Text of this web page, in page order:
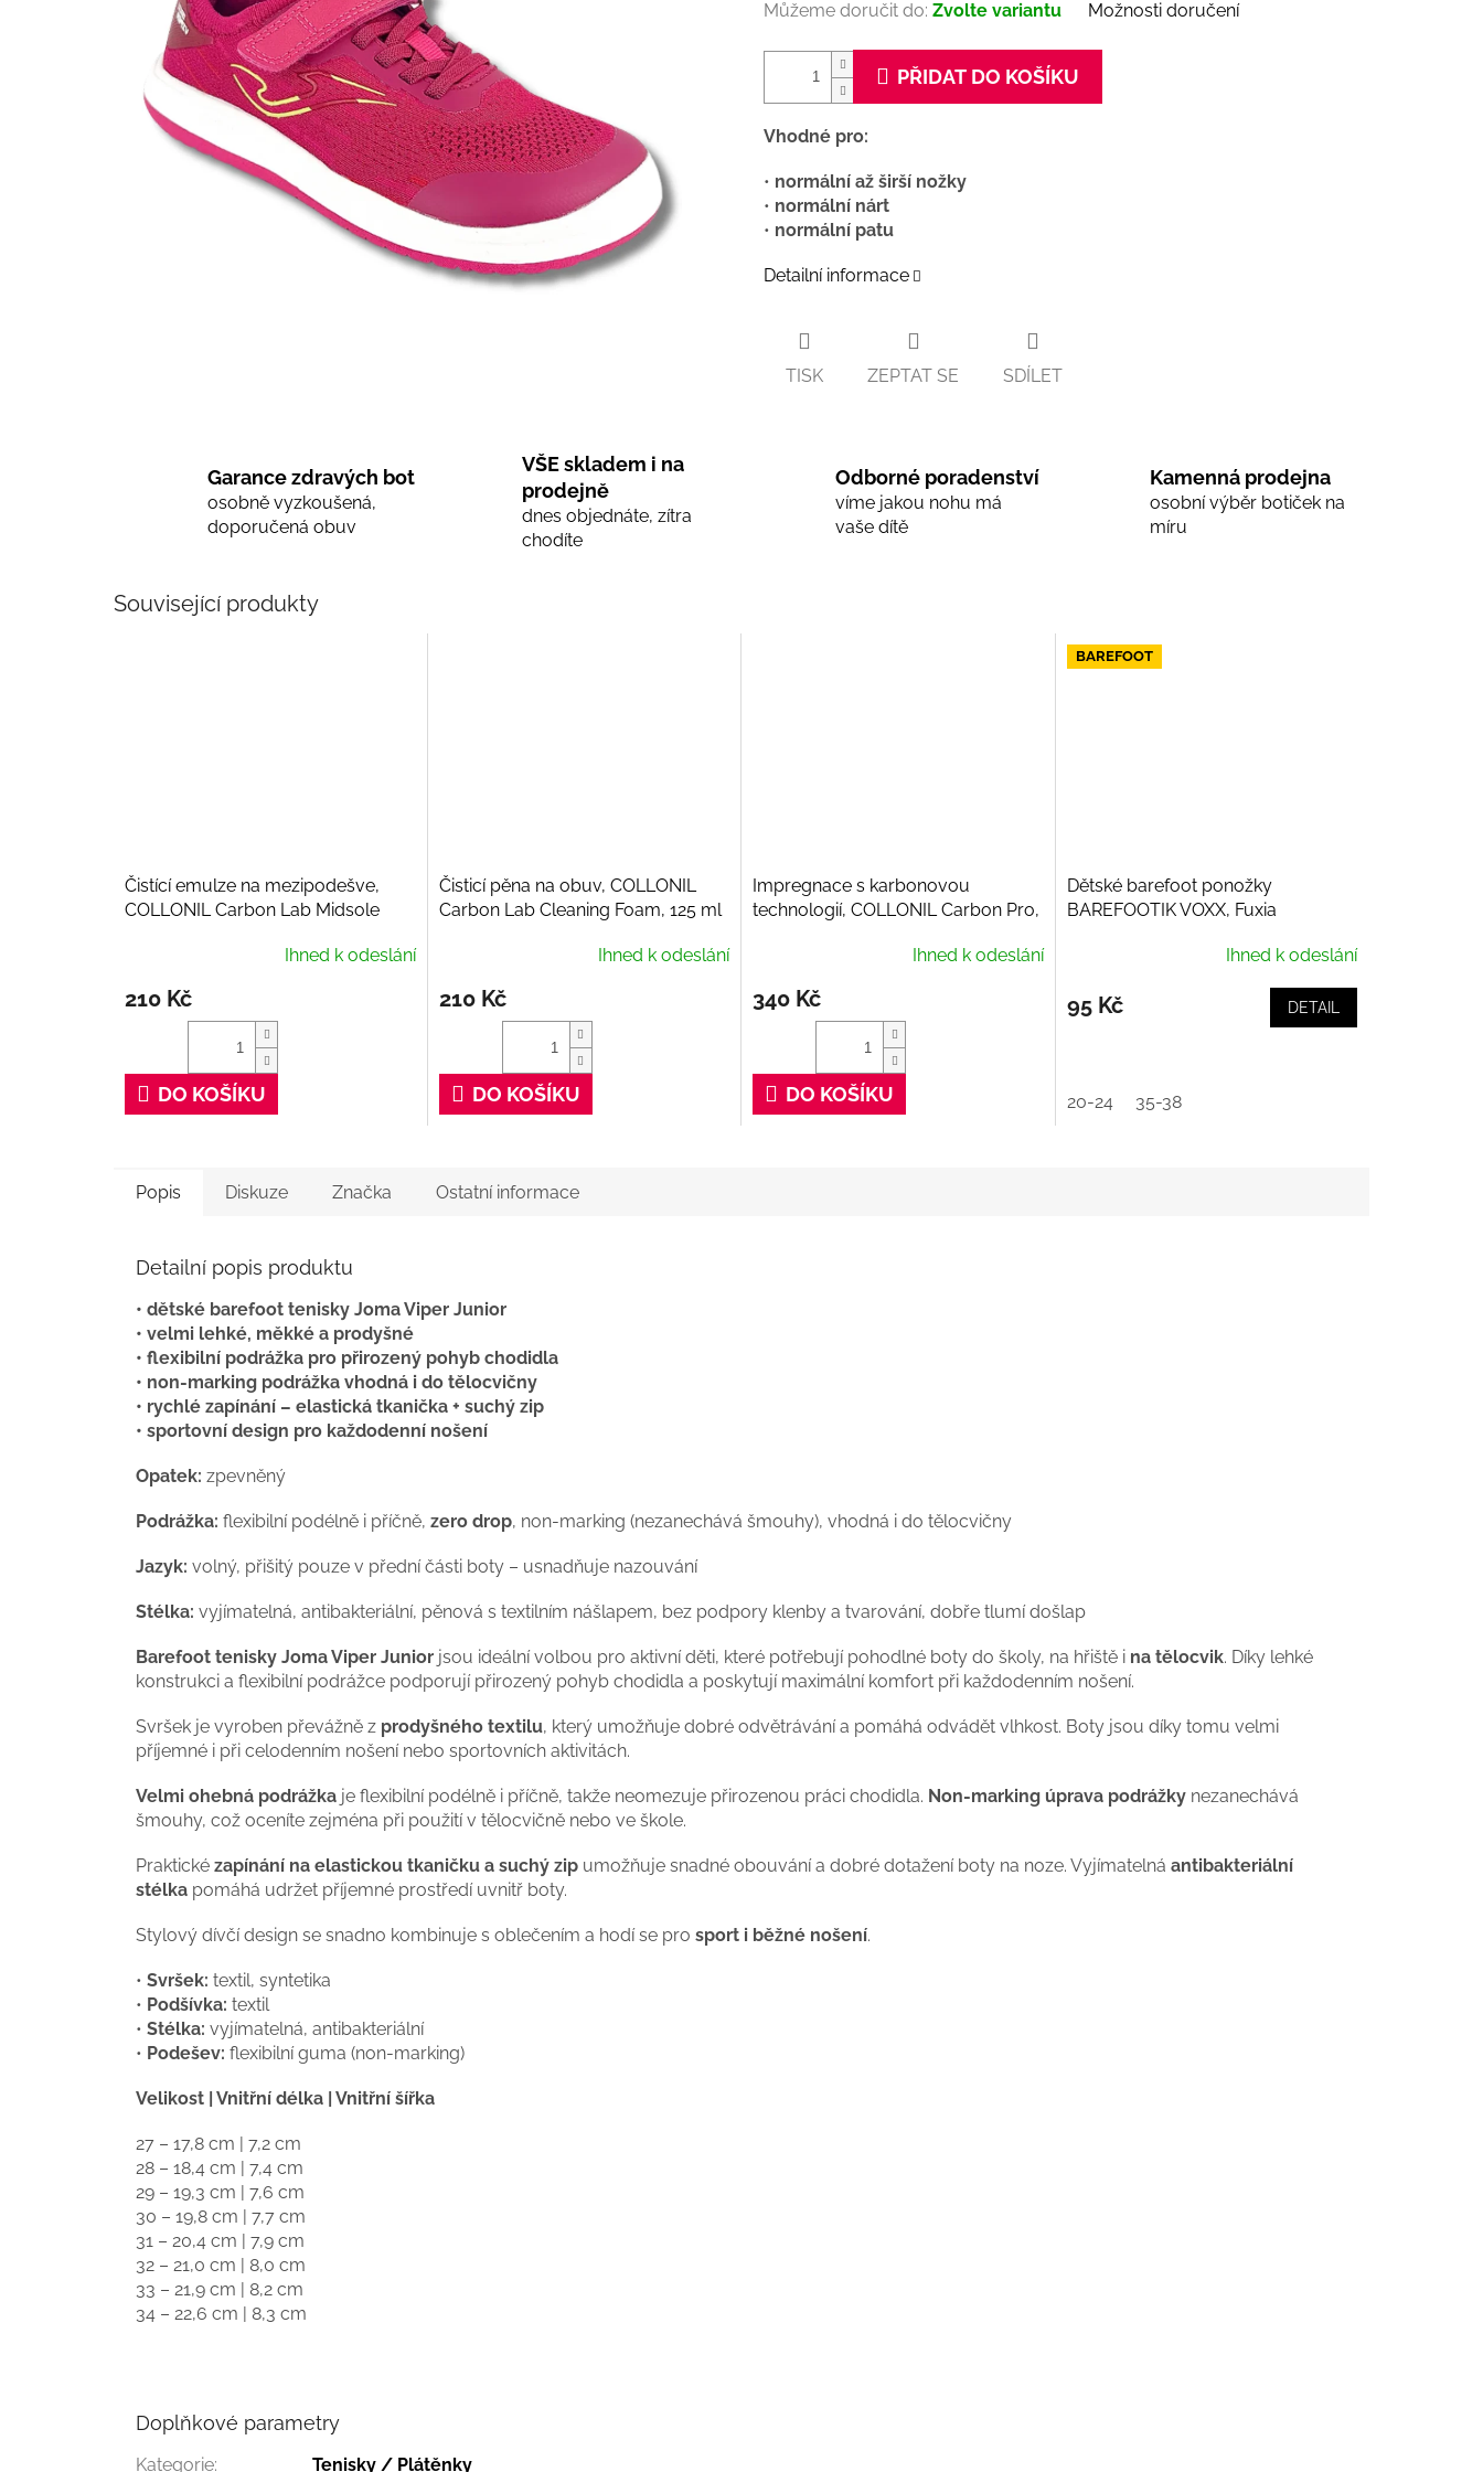
Můžeme doručit do: Zvolte variantu Možnosti doručení
PŘIDAT DO KOŠÍKU
Vhodné pro:
• normální až širší nožky
• normální nárt
• normální patu
Detailní informace
TISK ZEPTAT SE SDÍLET
Garance zdravých bot
osobně vyzkoušená,
doporučená obuv
VŠE skladem i na
prodejně
dnes objednáte, zítra
chodíte
Odborné poradenství
víme jakou nohu má
vaše dítě
Kamenná prodejna
osobní výběr botiček na
míru
Související produkty
Čistící emulze na mezipodešve,
COLLONIL Carbon Lab Midsole
Ihned k odeslání
210 Kč
DO KOŠÍKU
Čisticí pěna na obuv, COLLONIL
Carbon Lab Cleaning Foam, 125 ml
Ihned k odeslání
210 Kč
DO KOŠÍKU
Impregnace s karbonovou
technologií, COLLONIL Carbon Pro,
Ihned k odeslání
340 Kč
DO KOŠÍKU
BAREFOOT
Dětské barefoot ponožky
BAREFOOTIK VOXX, Fuxia
Ihned k odeslání
95 Kč DETAIL
20-24 35-38
Popis Diskuze Značka Ostatní informace
Detailní popis produktu
• dětské barefoot tenisky Joma Viper Junior
• velmi lehké, měkké a prodyšné
• flexibilní podrážka pro přirozený pohyb chodidla
• non-marking podrážka vhodná i do tělocvičny
• rychlé zapínání – elastická tkanička + suchý zip
• sportovní design pro každodenní nošení
Opatek: zpevněný
Podrážka: flexibilní podélně i příčně, zero drop, non-marking (nezanechává šmouhy), vhodná i do tělocvičny
Jazyk: volný, přišitý pouze v přední části boty – usnadňuje nazouvání
Stélka: vyjímatelná, antibakteriální, pěnová s textilním nášlapem, bez podpory klenby a tvarování, dobře tlumí došlap
Barefoot tenisky Joma Viper Junior jsou ideální volbou pro aktivní děti, které potřebují pohodlné boty do školy, na hřiště i na tělocvik. Díky lehké
konstrukci a flexibilní podrážce podporují přirozený pohyb chodidla a poskytují maximální komfort při každodenním nošení.
Svršek je vyroben převážně z prodyšného textilu, který umožňuje dobré odvětrávání a pomáhá odvádět vlhkost. Boty jsou díky tomu velmi
příjemné i při celodenním nošení nebo sportovních aktivitách.
Velmi ohebná podrážka je flexibilní podélně i příčně, takže neomezuje přirozenou práci chodidla. Non-marking úprava podrážky nezanechává
šmouhy, což oceníte zejména při použití v tělocvičně nebo ve škole.
Praktické zapínání na elastickou tkaničku a suchý zip umožňuje snadné obouvání a dobré dotažení boty na noze. Vyjímatelná antibakteriální
stélka pomáhá udržet příjemné prostředí uvnitř boty.
Stylový dívčí design se snadno kombinuje s oblečením a hodí se pro sport i běžné nošení.
• Svršek: textil, syntetika
• Podšívka: textil
• Stélka: vyjímatelná, antibakteriální
• Podešev: flexibilní guma (non-marking)
Velikost | Vnitřní délka | Vnitřní šířka
27 – 17,8 cm | 7,2 cm
28 – 18,4 cm | 7,4 cm
29 – 19,3 cm | 7,6 cm
30 – 19,8 cm | 7,7 cm
31 – 20,4 cm | 7,9 cm
32 – 21,0 cm | 8,0 cm
33 – 21,9 cm | 8,2 cm
34 – 22,6 cm | 8,3 cm
Doplňkové parametry
Kategorie:
Tenisky / Plátěnky